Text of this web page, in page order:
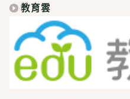
教育雲